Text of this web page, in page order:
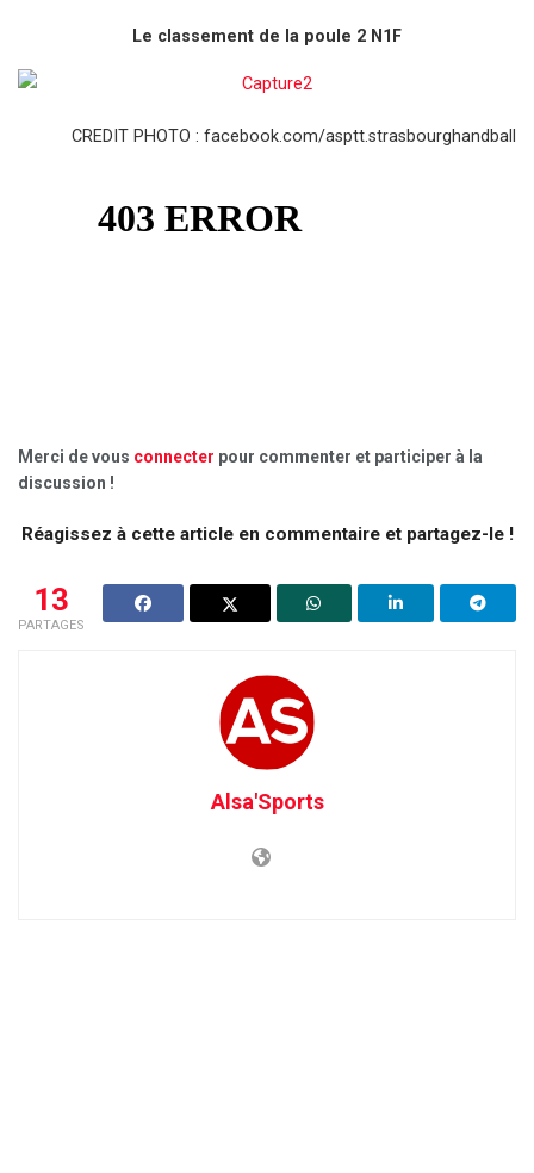
Le classement de la poule 2 N1F
CREDIT PHOTO : facebook.com/asptt.strasbourghandball
Merci de vous connecter pour commenter et participer à la
discussion !
Réagissez à cette article en commentaire et partagez-le !
13
PARTAGES
Alsa'Sports